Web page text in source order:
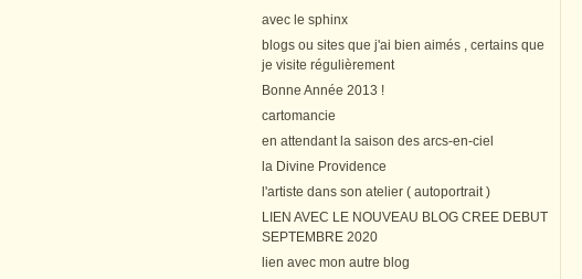
avec le sphinx
blogs ou sites que j'ai bien aimés , certains que
je visite régulièrement
Bonne Année 2013 !
cartomancie
en attendant la saison des arcs-en-ciel
la Divine Providence
l'artiste dans son atelier ( autoportrait )
LIEN AVEC LE NOUVEAU BLOG CREE DEBUT
SEPTEMBRE 2020
lien avec mon autre blog